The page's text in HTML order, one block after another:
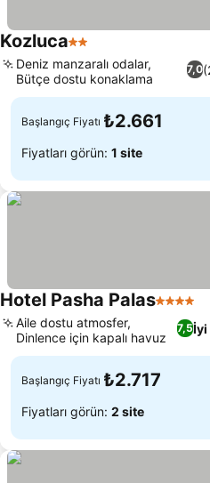
Kozluca2 Yıldız
7,0
Deniz manzaralı odalar,
Bütçe dostu konaklama
Başlangıç Fiyatı ₺2.661
Fiyatları görün: 1 site
Hotel Pasha Palas4 Yıldız
7,5İyi
Aile dostu atmosfer,
Dinlence için kapalı havuz
Başlangıç Fiyatı ₺2.717
Fiyatları görün: 2 site